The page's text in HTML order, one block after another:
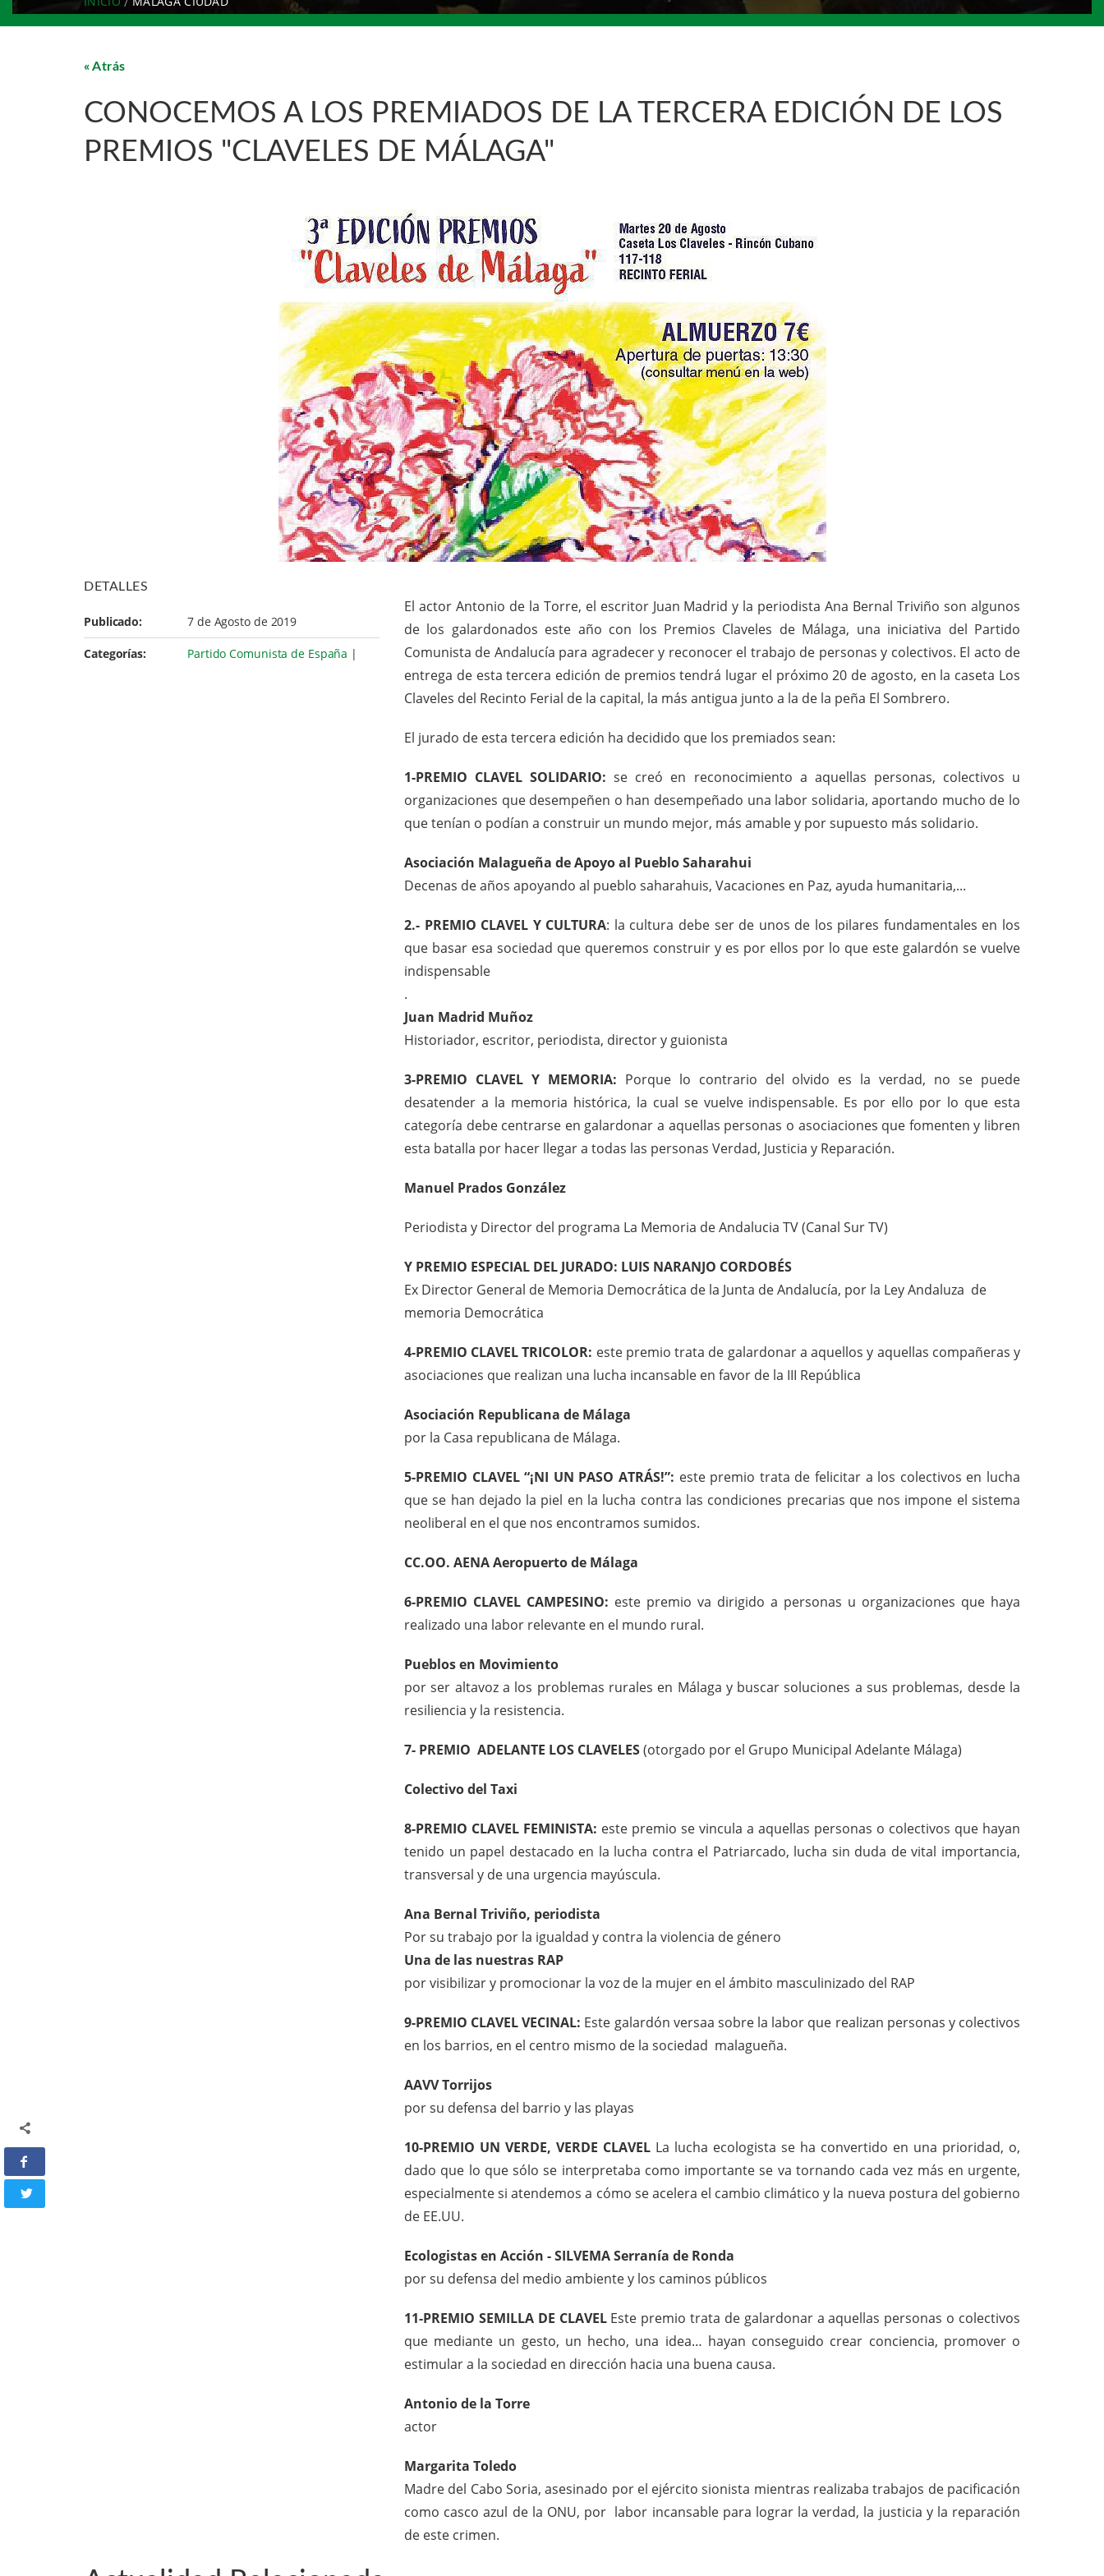
Atrás
CONOCEMOS A LOS PREMIADOS DE LA TERCERA EDICIÓN DE LOS
PREMIOS "CLAVELES DE MÁLAGA"
DETALLES
Publicado: 7 de Agosto de 2019
Categorías: Partido Comunista de España |
El actor Antonio de la Torre, el escritor Juan Madrid y la periodista Ana Bernal Triviño son algunos
de los galardonados este año con los Premios Claveles de Málaga, una iniciativa del Partido
Comunista de Andalucía para agradecer y reconocer el trabajo de personas y colectivos. El acto de
entrega de esta tercera edición de premios tendrá lugar el próximo 20 de agosto, en la caseta Los
Claveles del Recinto Ferial de la capital, la más antigua junto a la de la peña El Sombrero.
El jurado de esta tercera edición ha decidido que los premiados sean:
1-PREMIO CLAVEL SOLIDARIO: se creó en reconocimiento a aquellas personas, colectivos u
organizaciones que desempeñen o han desempeñado una labor solidaria, aportando mucho de lo
que tenían o podían a construir un mundo mejor, más amable y por supuesto más solidario.
Asociación Malagueña de Apoyo al Pueblo Saharahui
Decenas de años apoyando al pueblo saharahuis, Vacaciones en Paz, ayuda humanitaria,...
2.- PREMIO CLAVEL Y CULTURA: la cultura debe ser de unos de los pilares fundamentales en los
que basar esa sociedad que queremos construir y es por ellos por lo que este galardón se vuelve
indispensable
.
Juan Madrid Muñoz
Historiador, escritor, periodista, director y guionista
3-PREMIO CLAVEL Y MEMORIA: Porque lo contrario del olvido es la verdad, no se puede
desatender a la memoria histórica, la cual se vuelve indispensable. Es por ello por lo que esta
categoría debe centrarse en galardonar a aquellas personas o asociaciones que fomenten y libren
esta batalla por hacer llegar a todas las personas Verdad, Justicia y Reparación.
Manuel Prados González
Periodista y Director del programa La Memoria de Andalucia TV (Canal Sur TV)
Y PREMIO ESPECIAL DEL JURADO: LUIS NARANJO CORDOBÉS
Ex Director General de Memoria Democrática de la Junta de Andalucía, por la Ley Andaluza de
memoria Democrática
4-PREMIO CLAVEL TRICOLOR: este premio trata de galardonar a aquellos y aquellas compañeras y
asociaciones que realizan una lucha incansable en favor de la III República
Asociación Republicana de Málaga
por la Casa republicana de Málaga.
5-PREMIO CLAVEL “¡NI UN PASO ATRÁS!”: este premio trata de felicitar a los colectivos en lucha
que se han dejado la piel en la lucha contra las condiciones precarias que nos impone el sistema
neoliberal en el que nos encontramos sumidos.
CC.OO. AENA Aeropuerto de Málaga
6-PREMIO CLAVEL CAMPESINO: este premio va dirigido a personas u organizaciones que haya
realizado una labor relevante en el mundo rural.
Pueblos en Movimiento
por ser altavoz a los problemas rurales en Málaga y buscar soluciones a sus problemas, desde la
resiliencia y la resistencia.
7- PREMIO ADELANTE LOS CLAVELES(otorgado por el Grupo Municipal Adelante Málaga)
Colectivo del Taxi
8-PREMIO CLAVEL FEMINISTA: este premio se vincula a aquellas personas o colectivos que hayan
tenido un papel destacado en la lucha contra el Patriarcado, lucha sin duda de vital importancia,
transversal y de una urgencia mayúscula.
Ana Bernal Triviño, periodista
Por su trabajo por la igualdad y contra la violencia de género
Una de las nuestras RAP
por visibilizar y promocionar la voz de la mujer en el ámbito masculinizado del RAP
9-PREMIO CLAVEL VECINAL: Este galardón versaa sobre la labor que realizan personas y colectivos
en los barrios, en el centro mismo de la sociedad malagueña.
AAVV Torrijos
por su defensa del barrio y las playas
10-PREMIO UN VERDE, VERDE CLAVEL La lucha ecologista se ha convertido en una prioridad, o,
dado que lo que sólo se interpretaba como importante se va tornando cada vez más en urgente,
especialmente si atendemos a cómo se acelera el cambio climático y la nueva postura del gobierno
de EE.UU.
Ecologistas en Acción - SILVEMA Serranía de Ronda
por su defensa del medio ambiente y los caminos públicos
11-PREMIO SEMILLA DE CLAVELEste premio trata de galardonar a aquellas personas o colectivos
que mediante un gesto, un hecho, una idea… hayan conseguido crear conciencia, promover o
estimular a la sociedad en dirección hacia una buena causa.
Antonio de la Torre
actor
Margarita Toledo
Madre del Cabo Soria, asesinado por el ejército sionista mientras realizaba trabajos de pacificación
como casco azul de la ONU, por labor incansable para lograr la verdad, la justicia y la reparación
de este crimen.